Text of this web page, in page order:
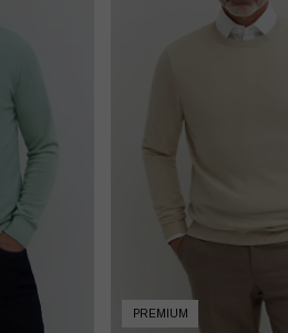
PREMIUM